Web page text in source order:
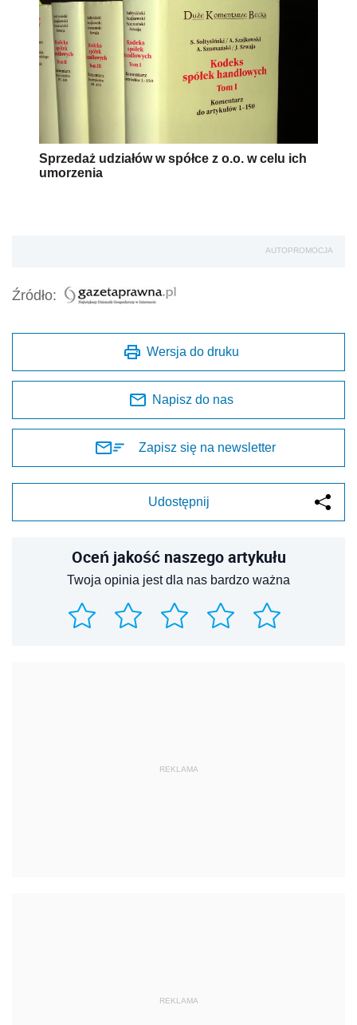
Sprzedaż udziałów w spółce z o.o. w celu ich
umorzenia
AUTOPROMOCJA
Źródło:
Wersja do druku
Napisz do nas
Zapisz się na newsletter
Udostępnij
Oceń jakość naszego artykułu
Twoja opinia jest dla nas bardzo ważna
REKLAMA
REKLAMA